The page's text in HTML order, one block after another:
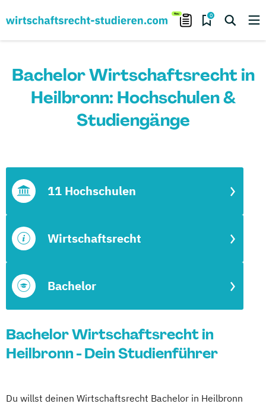
0
Bachelor Wirtschaftsrecht in
Heilbronn: Hochschulen &
Studiengänge
Bachelor
Wirtschaftsrecht
11 Hochschulen
Bachelor Wirtschaftsrecht in
Heilbronn - Dein Studienführer
Du willst deinen Wirtschaftsrecht Bachelor in Heilbronn